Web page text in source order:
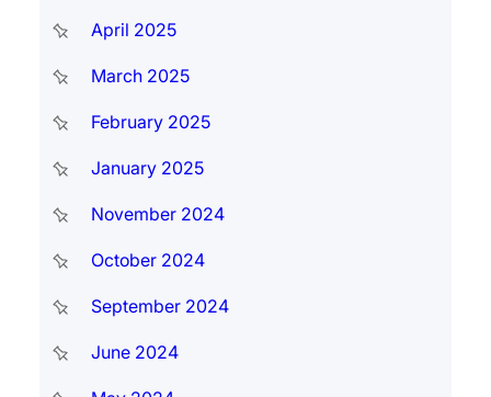
April 2025
March 2025
February 2025
January 2025
November 2024
October 2024
September 2024
June 2024